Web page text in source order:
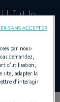
fut le
le choix
par nous-
demandez,
d’utilisation,
site, adapter la
d’interagir
SANS ACCEPTER